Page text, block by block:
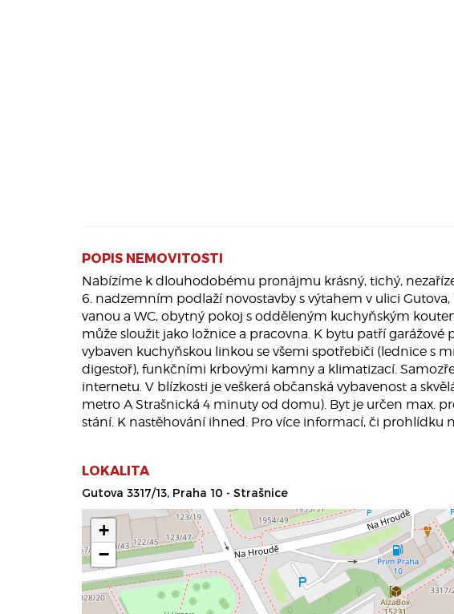
POPIS NEMOVITOSTI
Nabízíme k dlouhodobému pronájmu krásný, tichý,
6. nadzemním podlaží novostavby s výtahem v ulici
vanou a WC, obytný pokoj s odděleným kuchyňským
může sloužit jako ložnice a pracovna. K bytu patří garážové
vybaven kuchyňskou linkou se všemi spotřebiči (lednice s
digestoř), funkčními krbovými kamny a klimatizací.
internetu. V blízkosti je veškerá občanská vybavenost a
metro A Strašnická 4 minuty od domu). Byt je určen max.
stání. K nastěhování ihned. Pro více informací, či prohlídku
LOKALITA
Gutova 3317/13, Praha 10 - Strašnice
+
−